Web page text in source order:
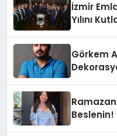
İzmir
Yılını
Görkem
Beslenin!